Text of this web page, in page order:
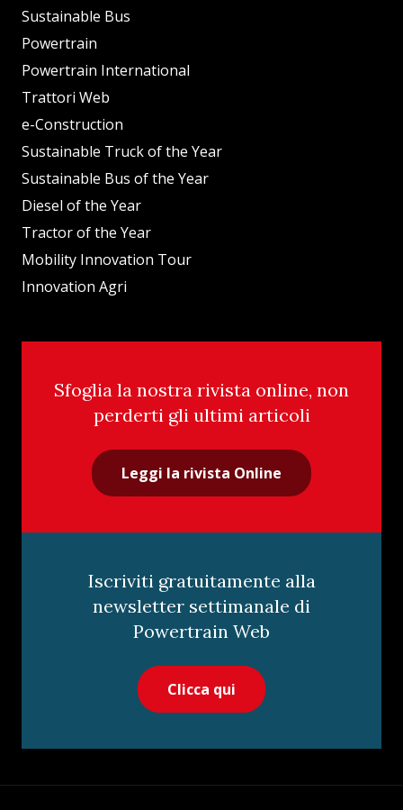
Sustainable Bus
Powertrain
Powertrain International
Trattori Web
e-Construction
Sustainable Truck of the Year
Sustainable Bus of the Year
Diesel of the Year
Tractor of the Year
Mobility Innovation Tour
Innovation Agri
Sfoglia la nostra rivista online, non
perderti gli ultimi articoli
Leggi la rivista Online
Iscriviti gratuitamente alla
newsletter settimanale di
Powertrain Web
Clicca qui